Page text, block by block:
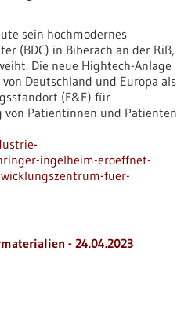
sein hochmodernes
(BDC) in Biberach an der Riß,
Die neue Hightech-Anlage
Deutschland und Europa als
(F&E) für
Patientinnen und Patienten
ingelheim-eroeffnet-
fuer-
- 24.04.2023